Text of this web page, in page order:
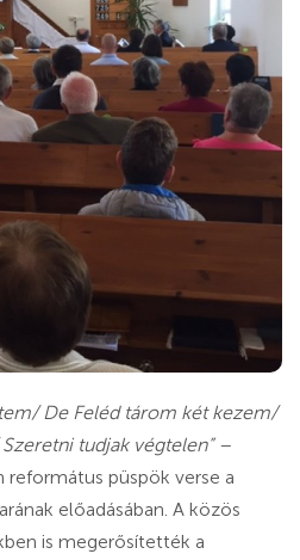
De Feléd tárom két kezem/
tudjak végtelen” –
református püspök verse a
előadásában. A közös
is megerősítették a